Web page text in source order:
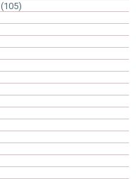
(105)